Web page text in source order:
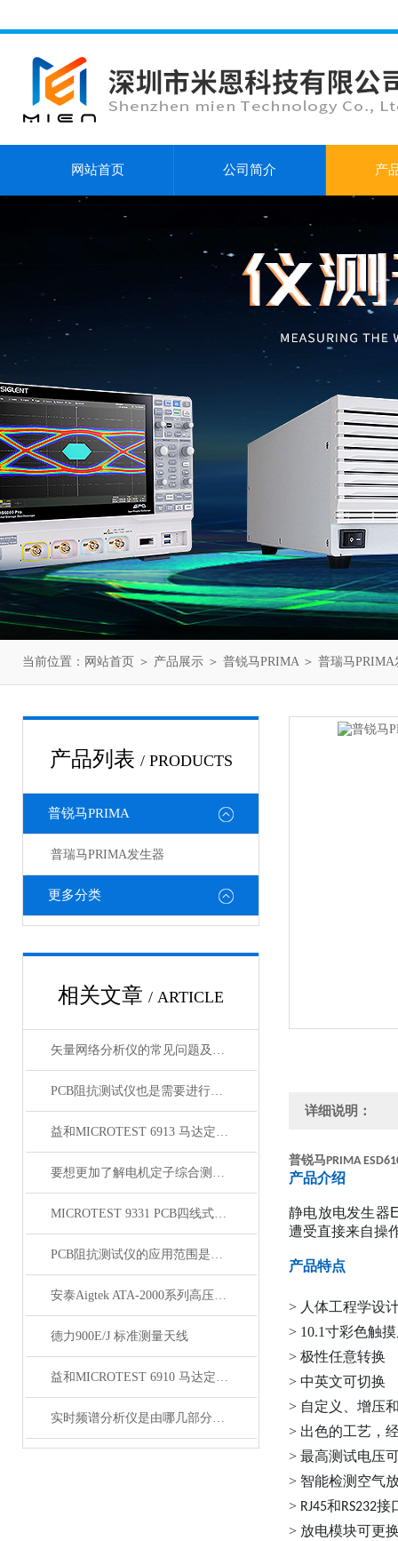
网站首页 公司简介 产
当前位置： 网站首页 ＞ 产品展示 ＞ 普锐马PRIMA＞ 普瑞马PRIMA
产品列表 / PRODUCTS
普锐马PRIMA
普瑞马PRIMA发生器
更多分类
相关文章 / ARTICLE
矢量网络分析仪的常见问题及其分析
PCB阻抗测试仪也是需要进行定期维护的
益和MICROTEST 6913 马达定子测试系统
要想更加了解电机定子综合测试仪以下几点不可少！
MICROTEST 9331 PCB四线式导通耐压测试仪
PCB阻抗测试仪的应用范围是非常广泛的
安泰Aigtek ATA-2000系列高压放大器
德力900E/J 标准测量天线
益和MICROTEST 6910 马达定子测试系统
实时频谱分析仪是由哪几部分组成的？
详细说明：
普锐马PRIMA
产品介绍
静电放电发生器
遭受直接来自操
产品特点
> 人体工程学设
> 10.1寸彩色触
> 极性任意转换
> 中英文可切换
> 自定义、增压
> 出色的工艺，
> 最高测试电压
> 智能检测空气
> RJ45和RS232接
> 放电模块可更